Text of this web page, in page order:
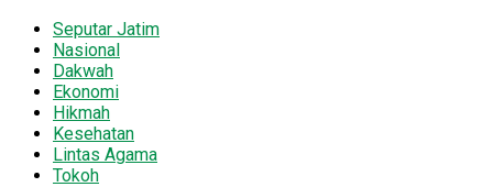
Seputar Jatim
Nasional
Dakwah
Ekonomi
Hikmah
Kesehatan
Lintas Agama
Tokoh